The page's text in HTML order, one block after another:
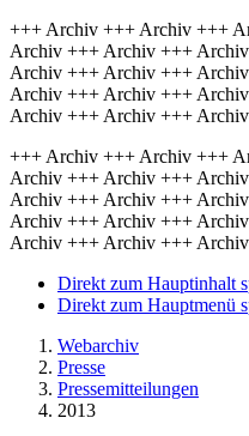
+++ Archiv +++ Archiv +++
Archiv +++ Archiv +++
Archiv +++ Archiv +++
Archiv +++ Archiv +++
Archiv +++ Archiv +++
+++ Archiv +++ Archiv +++
Archiv +++ Archiv +++
Archiv +++ Archiv +++
Archiv +++ Archiv +++
Archiv +++ Archiv +++
Direkt zum Hauptinhalt
Direkt zum Hauptmenü
Webarchiv
Presse
Pressemitteilungen
2013